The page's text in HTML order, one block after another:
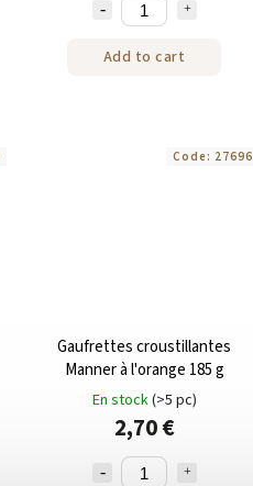
Add to cart
Gaufrettes croustillantes
Manner à l'orange 185 g
En stock(>5 pc)
2,70 €
Code: 27696